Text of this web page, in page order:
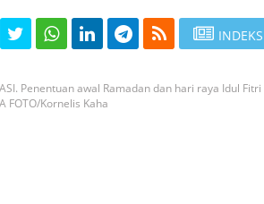
Penentuan awal Ramadan dan hari raya Idul
FOTO/Kornelis Kaha